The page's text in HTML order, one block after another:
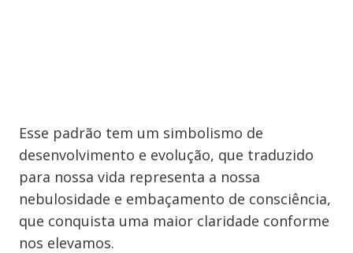
Esse padrão tem um simbolismo de
desenvolvimento e evolução, que traduzido
para nossa vida representa a nossa
nebulosidade e embaçamento de consciência,
que conquista uma maior claridade conforme
nos elevamos.